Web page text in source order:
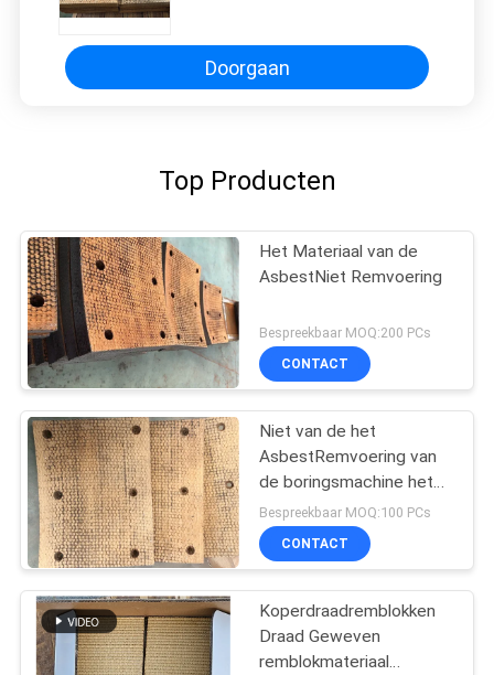
Doorgaan
Top Producten
Het Materiaal van de
AsbestNiet Remvoering
Bespreekbaar MOQ:200 PCs
CONTACT
Niet van de het
AsbestRemvoering van
de boringsmachine het
Materiaal
Bespreekbaar MOQ:100 PCs
CONTACT
Koperdraadremblokken
Draad Geweven
remblokmateriaal